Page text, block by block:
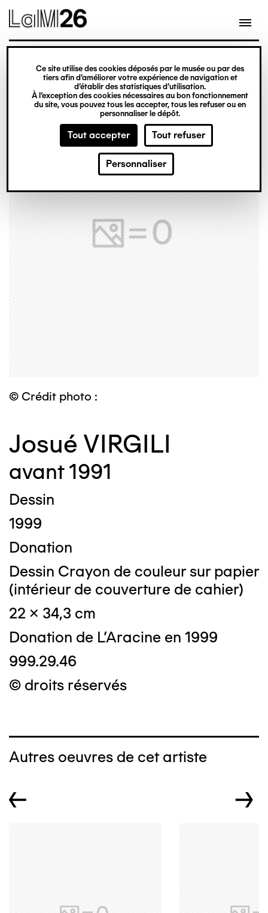
Gestion des cookies
Ce site utilise des cookies déposés par le musée ou par des
tiers afin d’améliorer votre expérience de navigation et
d’établir des statistiques d’utilisation.
À l’exception des cookies nécessaires au bon fonctionnement
du site, vous pouvez tous les accepter, tous les refuser ou en
personnaliser le dépôt.
Tout accepter Tout refuser
Personnaliser
contenu
© Crédit photo :
Josué VIRGILI
avant 1991
Dessin
1999
Donation
Dessin Crayon de couleur sur papier
(intérieur de couverture de cahier)
22 x 34,3 cm
Donation de L'Aracine en 1999
999.29.46
© droits réservés
Autres oeuvres de cet artiste
← →